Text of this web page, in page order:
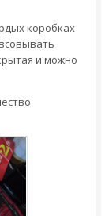
коробках
и можно